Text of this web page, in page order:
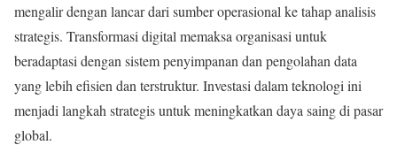
mengalir dengan lancar dari sumber operasional ke tahap analisis
strategis. Transformasi digital memaksa organisasi untuk
beradaptasi dengan sistem penyimpanan dan pengolahan data
yang lebih efisien dan terstruktur. Investasi dalam teknologi ini
menjadi langkah strategis untuk meningkatkan daya saing di pasar
global.